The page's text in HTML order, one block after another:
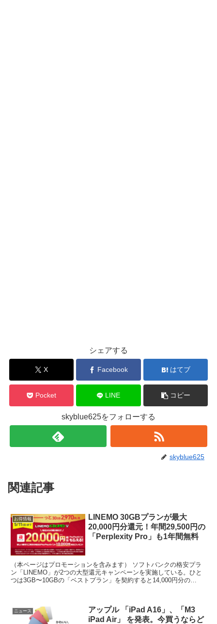
シェアする
X Facebook はてブ
Pocket LINE コピー
skyblue625をフォローする
skyblue625
関連記事
お得情報
LINEMO 30GBプランが最大
20,000円分還元！年間29,500円の
「Perplexity Pro」も1年間無料
（本ページはプロモーションを含みます） ソフトバンクの格安プラ
ン「LINEMO」が2つの大型還元キャンペーンを実施している。ひと
つは3GB〜10GBの「ベストプラン」を契約すると14,000円分の
ニュース
アップル 「iPad A16」、「M3
iPad Air」 を発表。今買うならど